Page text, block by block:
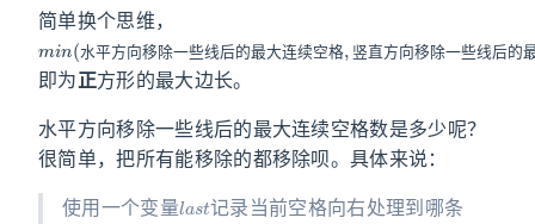
简单换个思维，
min(水
平方向
移除一
些线后
的最大
连续空
格,竖
直方向
移除一
些线后
的最大
连续空
格)
即为正方形的最大边长。
水平方向移除一些线后的最大连续空格数是多少呢？
很简单，把所有能移除的都移除呗。具体来说：
使用一个变量
记录当前空格向右处理到哪条
cnt